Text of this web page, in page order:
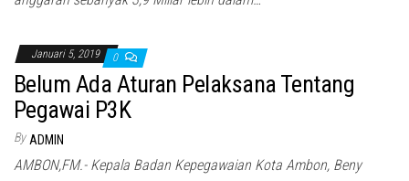
Januari 5, 2019 0
Belum Ada Aturan Pelaksana Tentang
Pegawai P3K
By ADMIN
AMBON,FM.- Kepala Badan Kepegawaian Kota Ambon, Beny